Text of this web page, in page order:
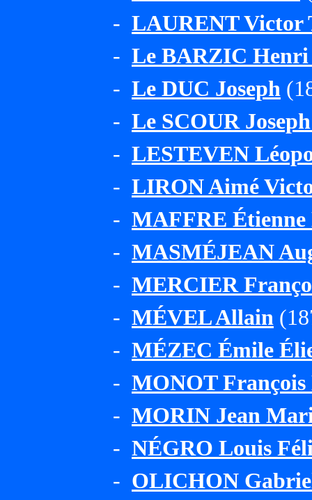
- LAURENT Victor
- Le BARZIC
- Le DUC Joseph
- Le SCOUR
- LESTEVEN
- LIRON Aimé
- MAFFRE
- MASMÉJEAN
- MERCIER
- MÉVEL Allain
- MÉZEC Émile
- MONOT
- MORIN Jean
- NÉGRO Louis
- OLICHON